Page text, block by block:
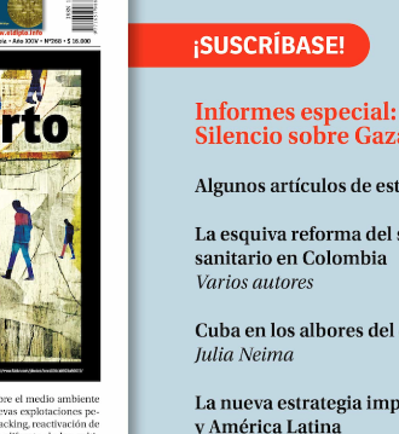
Omar Moreno, Adriana 2, (Cortesía del autor)
transformaciones que haya vivido. Se
de planos, y se lleva a cabo en medio de
global, uno por conservarlo...
Edición impresa N° 208
y democracia
el año 2012, el astrofísico británico Martín